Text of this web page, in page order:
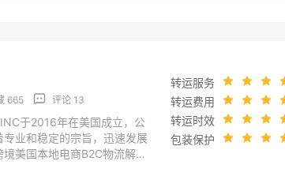
665 评论 13
INC于2016年在美国成立，公
专业和稳定的宗旨，迅速发展
美国本地电商B2C物流解决
转运服务
转运费用
转运时效
包装保护